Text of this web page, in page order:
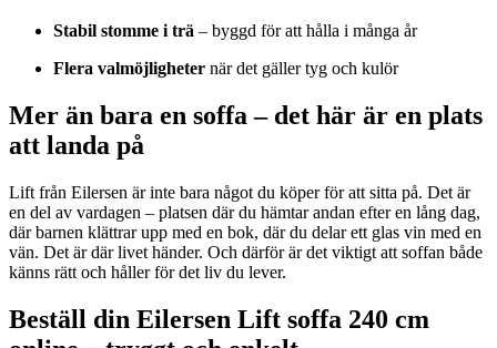
Stabil stomme i trä – byggd föratt hålla i många år
Flera valmöjligheter närdet gällertyg och kulör
Mer än bara en soffa – det här är en plats
att landa på
Lift från Eilersen ärinte bara något du köperföratt sitta på. Det är
en del av vardagen – platsen därdu hämtarandan efteren lång dag,
därbarnen klättrarupp med en bok, därdu delarett glas vin med en
vän. Det ärdärlivet händer. Och därförärdet viktigt att soffan både
känns rätt och hållerfördet liv du lever.
Beställ din Eilersen Lift soffa 240 cm